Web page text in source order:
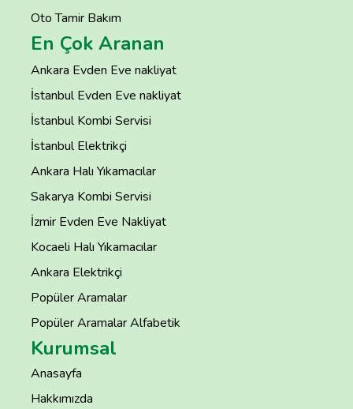
Oto Tamir Bakım
En Çok Aranan
Ankara Evden Eve nakliyat
İstanbul Evden Eve nakliyat
İstanbul Kombi Servisi
İstanbul Elektrikçi
Ankara Halı Yıkamacılar
Sakarya Kombi Servisi
İzmir Evden Eve Nakliyat
Kocaeli Halı Yıkamacılar
Ankara Elektrikçi
Popüler Aramalar
Popüler Aramalar Alfabetik
Kurumsal
Anasayfa
Hakkımızda